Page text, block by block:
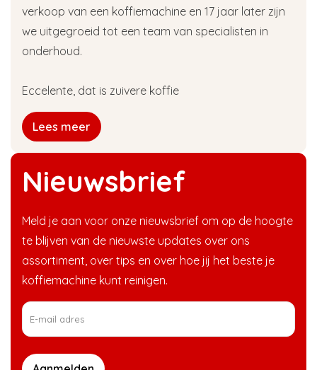
Nieuwsbrief
Meld je aan voor onze nieuwsbrief om op de hoogte
te blijven van de nieuwste updates over ons
assortiment, over tips en over hoe jij het beste je
koffiemachine kunt reinigen.
verkoop van een koffiemachine en 17 jaar later zijn
we uitgegroeid tot een team van specialisten in
onderhoud.
Eccelente, dat is zuivere koffie
Lees meer